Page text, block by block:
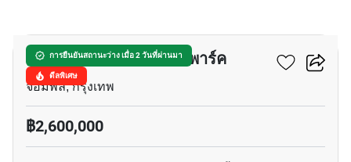
การยืนยันสถานะว่าง เมื่อ 2 วันที่ผ่านมา
ดีลพิเศษ
แอ็บสแตร็กส์ พหลโยธิน พาร์ค
จอมพล, กรุงเทพ
฿2,600,000